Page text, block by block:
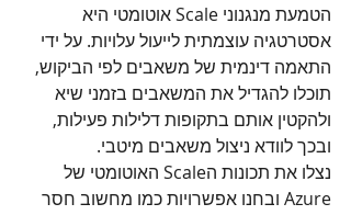
הטמעת מנגנוני Scale אוטומטי היא
אסטרטגיה עוצמתית לייעול עלויות. על ידי
התאמה דינמית של משאבים לפי הביקוש,
תוכלו להגדיל את המשאבים בזמני שיא
ולהקטין אותם בתקופות דלילות פעילות,
ובכך לוודא ניצול משאבים מיטבי.
נצלו את תכונות הScale האוטומטי של
Azure ובחנו אפשרויות כמו מחשוב חסר